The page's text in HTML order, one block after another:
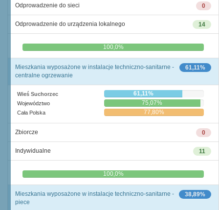
0
Odprowadzenie do sieci
14
Odprowadzenie do urządzenia lokalnego
0,0% 100,0%
61,11%
Mieszkania wyposażone w instalacje techniczno-sanitarne -
centralne ogrzewanie
Wieś Suchorzec 61,11%
Województwo 75,07%
Cała Polska 77,80%
0
Zbiorcze
11
Indywidualne
0,0% 100,0%
38,89%
Mieszkania wyposażone w instalacje techniczno-sanitarne -
piece